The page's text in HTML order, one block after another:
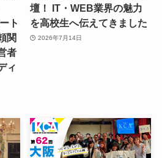
ト
関
者
ィ
壇！ IT・WEB業界の魅力
を高校生へ伝えてきました
2026年7月14日